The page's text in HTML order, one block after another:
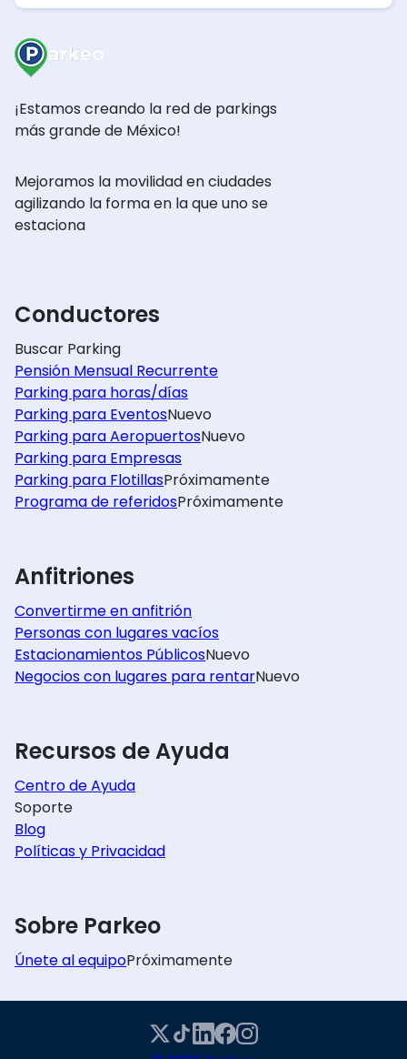
¡Estamos creando la red de parkings
más grande de México!
Mejoramos la movilidad en ciudades
agilizando la forma en la que uno se
estaciona
Conductores
Buscar Parking
Pensión Mensual Recurrente
Parking para horas/días
Parking para EventosNuevo
Parking para AeropuertosNuevo
Parking para Empresas
Parking para FlotillasPróximamente
Programa de referidosPróximamente
Anfitriones
Convertirme en anfitrión
Personas con lugares vacíos
Estacionamientos PúblicosNuevo
Negocios con lugares para rentarNuevo
Recursos de Ayuda
Centro de Ayuda
Soporte
Blog
Políticas y Privacidad
Sobre Parkeo
Únete al equipoPróximamente